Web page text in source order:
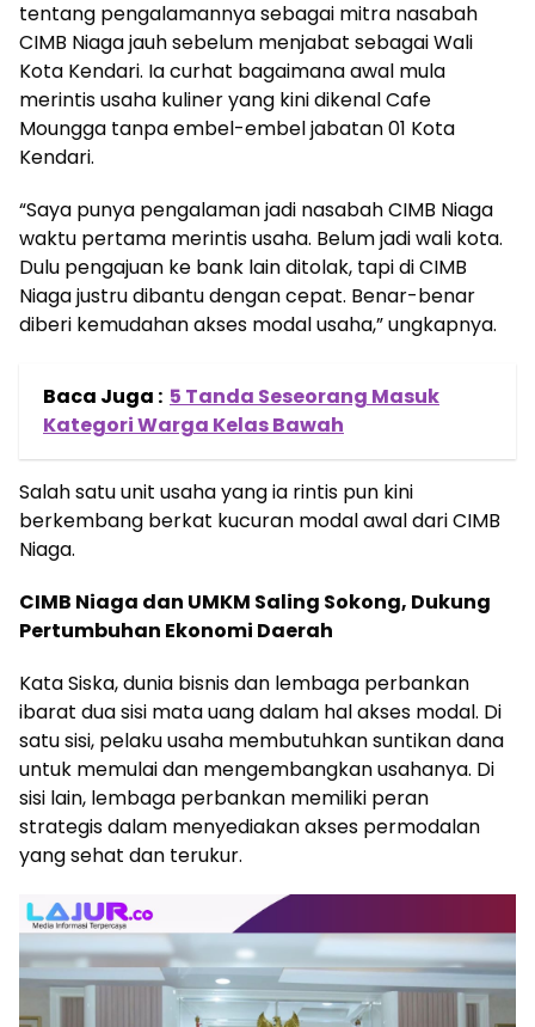
tentang pengalamannya sebagai mitra nasabah
CIMB Niaga jauh sebelum menjabat sebagai Wali
Kota Kendari. Ia curhat bagaimana awal mula
merintis usaha kuliner yang kini dikenal Cafe
Moungga tanpa embel-embel jabatan 01 Kota
Kendari.
“Saya punya pengalaman jadi nasabah CIMB Niaga
waktu pertama merintis usaha. Belum jadi wali kota.
Dulu pengajuan ke bank lain ditolak, tapi di CIMB
Niaga justru dibantu dengan cepat. Benar-benar
diberi kemudahan akses modal usaha,” ungkapnya.
Baca Juga : 5 Tanda Seseorang Masuk
Kategori Warga Kelas Bawah
Salah satu unit usaha yang ia rintis pun kini
berkembang berkat kucuran modal awal dari CIMB
Niaga.
CIMB Niaga dan UMKM Saling Sokong, Dukung
Pertumbuhan Ekonomi Daerah
Kata Siska, dunia bisnis dan lembaga perbankan
ibarat dua sisi mata uang dalam hal akses modal. Di
satu sisi, pelaku usaha membutuhkan suntikan dana
untuk memulai dan mengembangkan usahanya. Di
sisi lain, lembaga perbankan memiliki peran
strategis dalam menyediakan akses permodalan
yang sehat dan terukur.